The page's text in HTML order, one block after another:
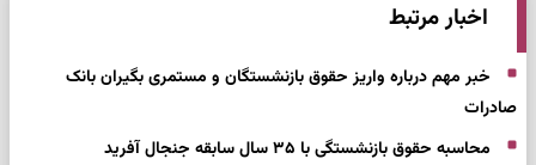
اخبار مرتبط
خبر مهم درباره واریز حقوق بازنشستگان و مستمری بگیران بانک
صادرات
محاسبه حقوق بازنشستگی با ۳۵ سال سابقه جنجال آفرید